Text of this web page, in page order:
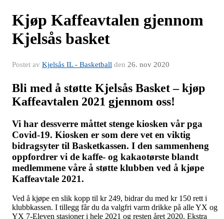
Kjøp Kaffeavtalen gjennom
Kjelsås basket
Postet av Kjelsås IL - Basketball den 26. nov 2020
Bli med å støtte Kjelsås Basket – kjøp
Kaffeavtalen 2021 gjennom oss!
Vi har dessverre måttet stenge kiosken vår pga
Covid-19. Kiosken er som dere vet en viktig
bidragsyter til Basketkassen. I den sammenheng
oppfordrer vi de kaffe- og kakaotørste blandt
medlemmene våre å støtte klubben ved å kjøpe
Kaffeavtale 2021.
Ved å kjøpe en slik kopp til kr 249, bidrar du med kr 150 rett i
klubbkassen. I tillegg får du da valgfri varm drikke på alle YX og
YX 7-Eleven stasjoner i hele 2021 og resten året 2020. Ekstra